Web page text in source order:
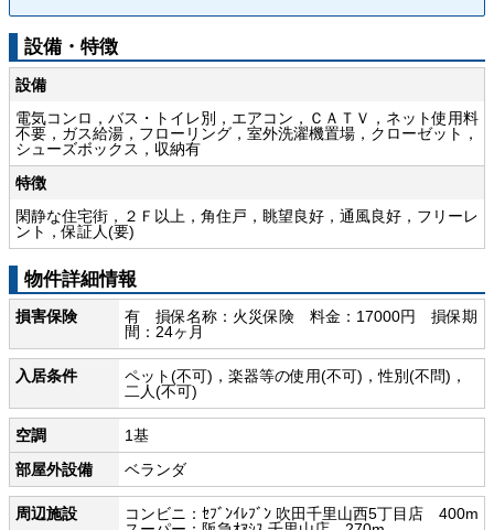
設備・特徴
設備
電気コンロ，バス・トイレ別，エアコン，ＣＡＴＶ，ネット使用料
不要，ガス給湯，フローリング，室外洗濯機置場，クローゼット，
シューズボックス，収納有
特徴
閑静な住宅街，２Ｆ以上，角住戸，眺望良好，通風良好，フリーレ
ント，保証人(要)
物件詳細情報
損害保険
有 損保名称：火災保険 料金：17000円 損保期
間：24ヶ月
入居条件
ペット(不可)，楽器等の使用(不可)，性別(不問)，
二人(不可)
空調
1基
部屋外設備
ベランダ
周辺施設
コンビニ：ｾﾌﾞﾝｲﾚﾌﾞﾝ 吹田千里山西5丁目店 400m